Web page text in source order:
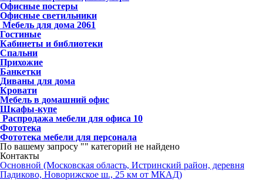
Офисные постеры
Офисные светильники
Мебель для дома 2061
Гостиные
Кабинеты и библиотеки
Спальни
Прихожие
Банкетки
Диваны для дома
Кровати
Мебель в домашний офис
Шкафы-купе
Распродажа мебели для офиса 10
Фототека
Фототека мебели для персонала
По вашему запросу "" категорий не найдено
Контакты
Основной (Московская область, Истринский район, деревня
Падиково, Новорижское ш., 25 км от МКАД)